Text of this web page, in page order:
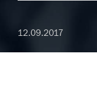
12.09.2017